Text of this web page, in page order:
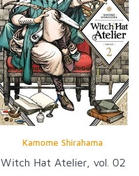
Kamome Shirahama
Witch Hat Atelier, vol. 02